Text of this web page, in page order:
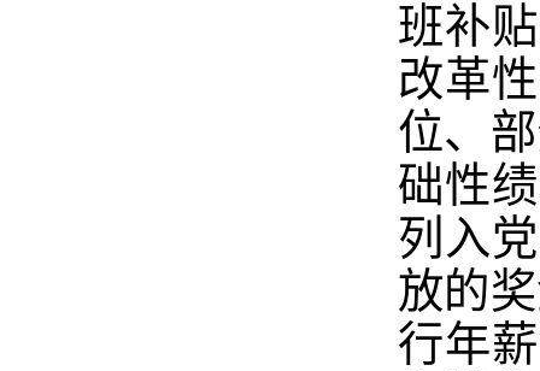
班补
改革
位、
础性
列入
放的
行年